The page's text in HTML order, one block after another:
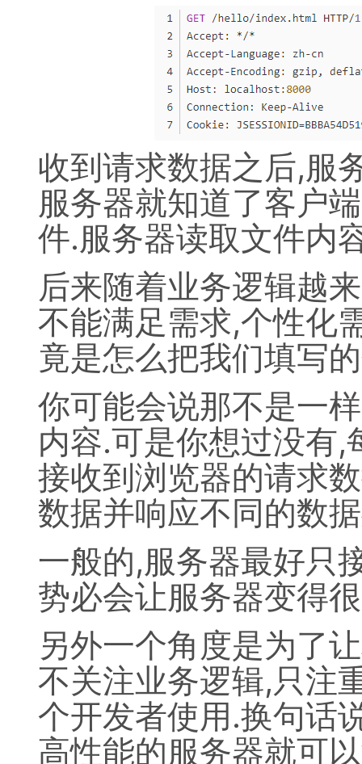
收到请求数据之后,服
服务器就知道了客户
件.服务器读取文件内
后来随着业务逻辑越
不能满足需求,个性化
竟是怎么把我们填写
你可能会说那不是一
内容.可是你想过没有
接收到浏览器的请求
数据并响应不同的数
一般的,服务器最好只
势必会让服务器变得
另外一个角度是为了
不关注业务逻辑,只注
个开发者使用.换句话
高性能的服务器就可